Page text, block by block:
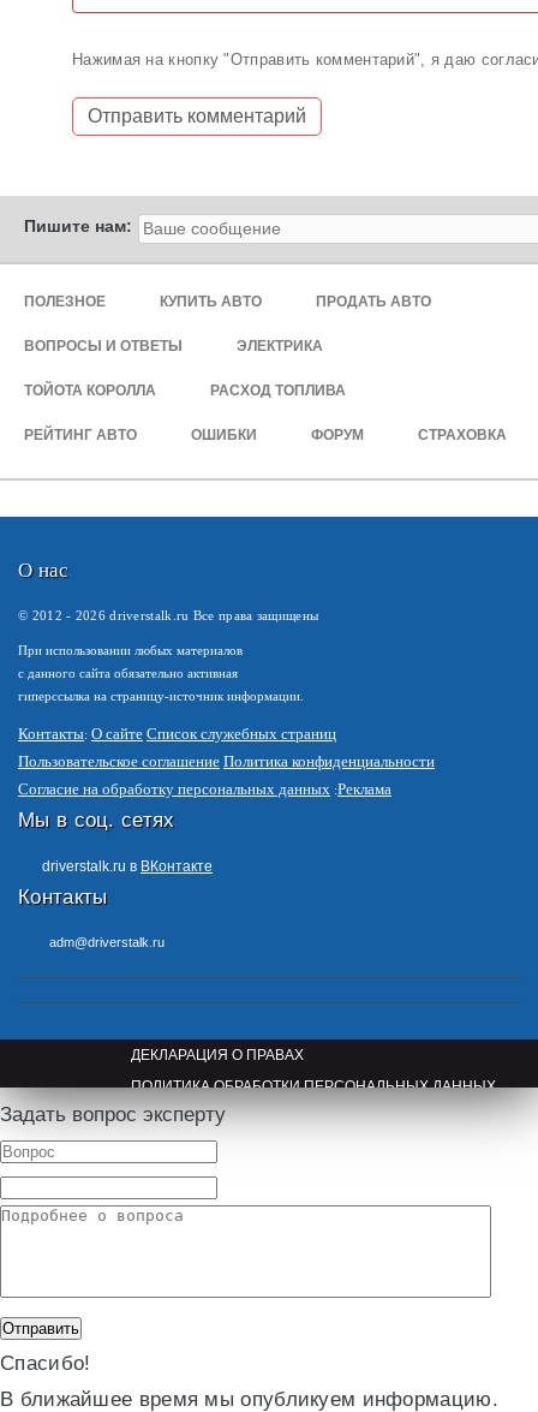
Нажимая на кнопку "Отправить комментарий", я даю
Пишите нам:
ПОЛЕЗНОЕ КУПИТЬ АВТО ПРОДАТЬ АВТО
ВОПРОСЫ И ОТВЕТЫ ЭЛЕКТРИКА
ТОЙОТА КОРОЛЛА РАСХОД ТОПЛИВА
РЕЙТИНГ АВТО ОШИБКИ ФОРУМ СТРАХОВКА
О нас
© 2012 - 2026driverstalk.ru Все права защищены
При использовании любых материалов
с данного сайта обязательно активная
гиперссылка на страницу-источник информации.
Контакты О сайте Список служебных страниц
Пользовательское соглашение Политика конфиденциальности
Согласие на обработку персональных данных Реклама
Мы в соц. сетях
driverstalk.ru в ВКонтакте
Контакты
adm@driverstalk.ru
ДЕКЛАРАЦИЯ О ПРАВАХ
ПОЛИТИКА ОБРАБОТКИ ПЕРСОНАЛЬНЫХ ДАННЫХ
ПРАВООБЛАДАТЕЛЯМ
Задать вопрос эксперту
Спасибо!
В ближайшее время мы опубликуем информацию.